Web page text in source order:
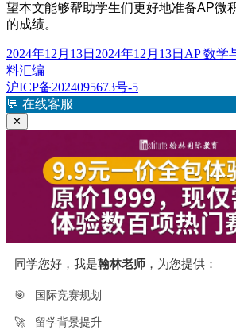
望本文能够帮助学生们更好地准备AP微
的成绩。
发
布
于
2024年12月13日 2024年12月13日 分
AP 数学
料汇编
沪ICP备2024095673号-5
💬 在线客服
✕
同学您好，我是翰林老师 ，为您提供：
🎯 国际竞赛规划
🚀 留学背景提升